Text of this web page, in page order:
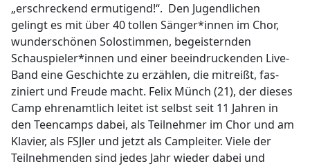
„erschreckend ermutigend!“. Den Jugendlichen
gelingt es mit über 40 tollen Sänger*innen im Chor,
wunderschönen Solostimmen, begeisternden
Schauspieler*innen und einer beeindruckenden Live-
Band eine Geschichte zu erzählen, die mitreißt, fas­
ziniert und Freude macht. Felix Münch (21), der dieses
Camp ehrenamt­lich leitet ist selbst seit 11 Jahren in
den Teencamps dabei, als Teilnehmer im Chor und am
Klavier, als FSJler und jetzt als Campleiter. Viele der
Teilnehmenden sind jedes Jahr wieder dabei und